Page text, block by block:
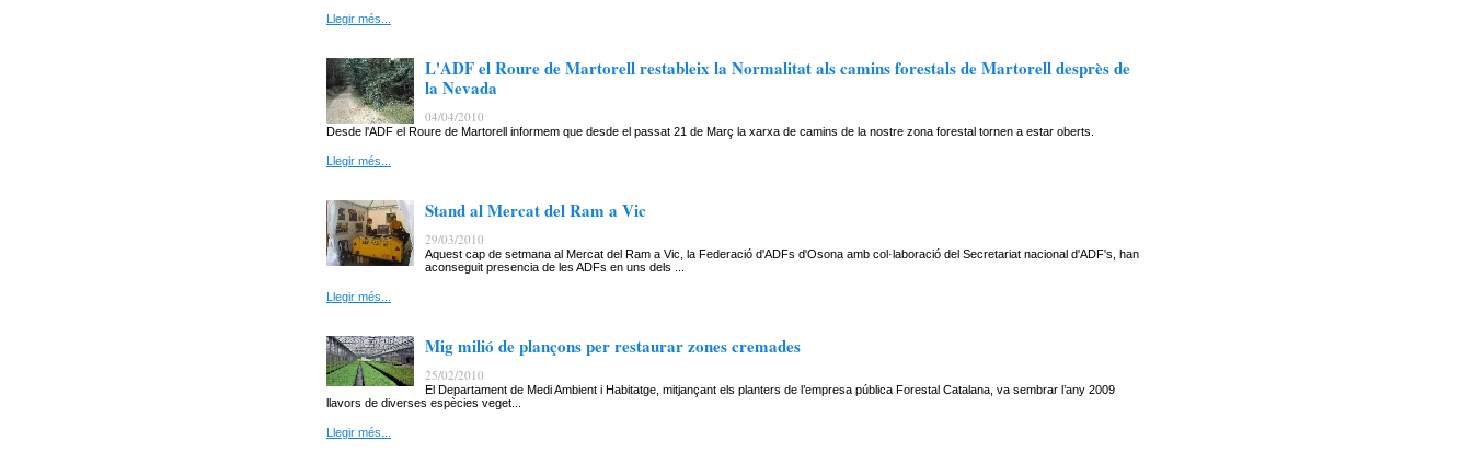
Llegir més...
L'ADF el Roure de Martorell restableix la Normalitat als camins forestals de Martorell desprès de
la Nevada
04/04/2010
Desde l'ADF el Roure de Martorell informem que desde el passat 21 de Març la xarxa de camins de la nostre zona forestal tornen a estar oberts.
Llegir més...
Stand al Mercat del Ram a Vic
29/03/2010
Aquest cap de setmana al Mercat del Ram a Vic, la Federació d'ADFs d'Osona amb col·laboració del Secretariat nacional d'ADF's, han
aconseguit presencia de les ADFs en uns dels ...
Llegir més...
Mig milió de plançons per restaurar zones cremades
25/02/2010
El Departament de Medi Ambient i Habitatge, mitjançant els planters de l’empresa pública Forestal Catalana, va sembrar l’any 2009
llavors de diverses espècies veget...
Llegir més...